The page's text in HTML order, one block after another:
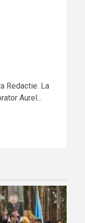
Redactie. La
Aurel...